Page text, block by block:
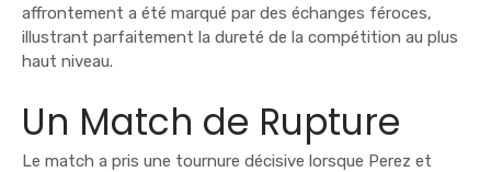
affrontement a été marqué par des échanges féroces,
illustrant parfaitement la dureté de la compétition au plus
haut niveau.
Un Match de Rupture
Le match a pris une tournure décisive lorsque Perez et